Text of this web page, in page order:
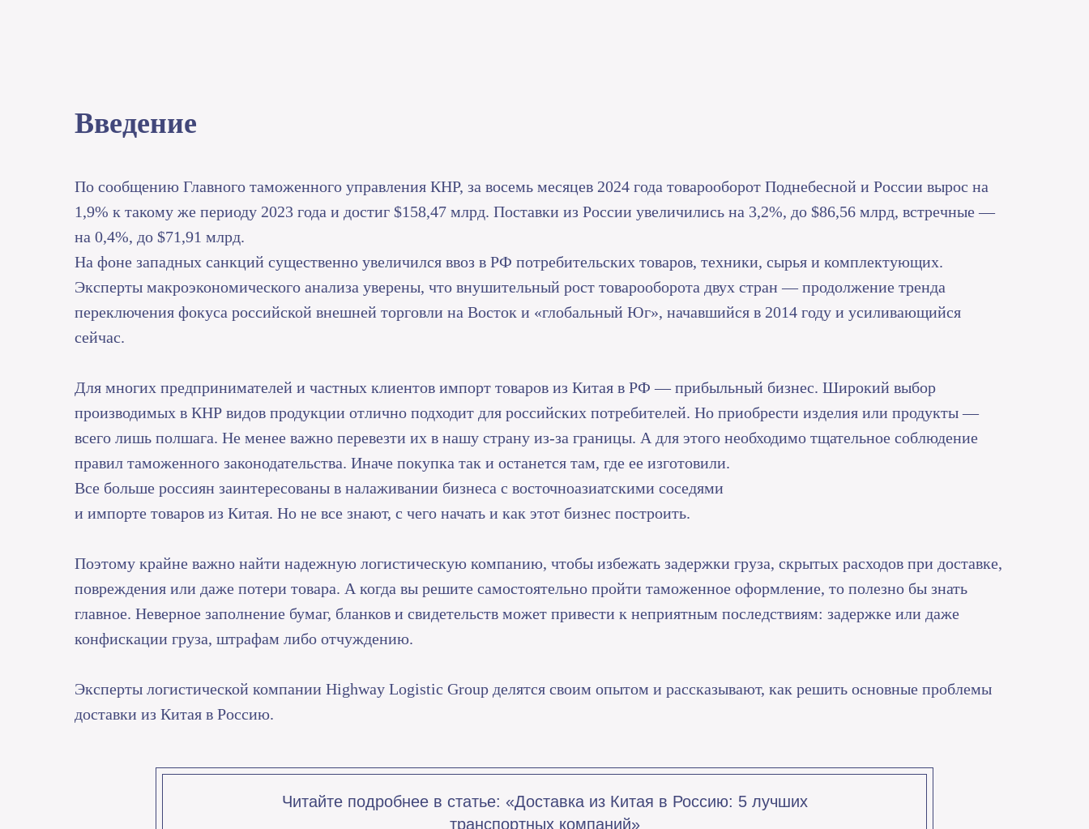
Введение
По сообщению Главного таможенного управления КНР, за восемь месяцев 2024 года товарооборот Поднебесной и России вырос на
1,9% к такому же периоду 2023 года и достиг $158,47 млрд. Поставки из России увеличились на 3,2%, до $86,56 млрд, встречные —
на 0,4%, до $71,91 млрд.
На фоне западных санкций существенно увеличился ввоз в РФ потребительских товаров, техники, сырья и комплектующих.
Эксперты макроэкономического анализа уверены, что внушительный рост товарооборота двух стран — продолжение тренда
переключения фокуса российской внешней торговли на Восток и «глобальный Юг», начавшийся в 2014 году и усиливающийся
сейчас.
Для многих предпринимателей и частных клиентов импорт товаров из Китая в РФ — прибыльный бизнес. Широкий выбор
производимых в КНР видов продукции отлично подходит для российских потребителей. Но приобрести изделия или продукты —
всего лишь полшага. Не менее важно перевезти их в нашу страну из-за границы. А для этого необходимо тщательное соблюдение
правил таможенного законодательства. Иначе покупка так и останется там, где ее изготовили.
Все больше россиян заинтересованы в налаживании бизнеса с восточноазиатскими соседями
и импорте товаров из Китая. Но не все знают, с чего начать и как этот бизнес построить.
Поэтому крайне важно найти надежную логистическую компанию, чтобы избежать задержки груза, скрытых расходов при доставке,
повреждения или даже потери товара. А когда вы решите самостоятельно пройти таможенное оформление, то полезно бы знать
главное. Неверное заполнение бумаг, бланков и свидетельств может привести к неприятным последствиям: задержке или даже
конфискации груза, штрафам либо отчуждению.
Эксперты логистической компании Highway Logistic Group делятся своим опытом и рассказывают, как решить основные проблемы
доставки из Китая в Россию.
Читайте подробнее в статье: «Доставка из Китая в Россию: 5 лучших
транспортных компаний»